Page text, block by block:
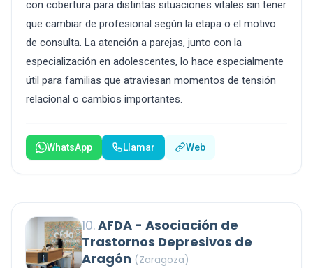
con cobertura para distintas situaciones vitales sin tener
que cambiar de profesional según la etapa o el motivo
de consulta. La atención a parejas, junto con la
especialización en adolescentes, lo hace especialmente
útil para familias que atraviesan momentos de tensión
relacional o cambios importantes.
WhatsApp Llamar Web
10.AFDA - Asociación de
Trastornos Depresivos de
Aragón (Zaragoza)